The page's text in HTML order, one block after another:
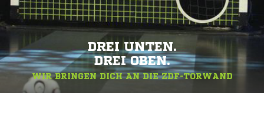
DREI UNTEN.
DREI OBEN.
WIR BRINGEN DICH AN DIE ZDF-TORWAND